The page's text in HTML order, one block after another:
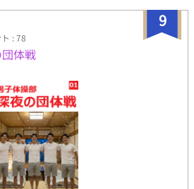
よろしくもて遊んでいたようだ。 も
そんな真似はできず、平穏な生活を楽
うのが気が重くてしかたがない。 し
捨てた男・アルフレッドそのものだっ
吐き気しかしないディルは逃げ、助
前の世界でも最後までディルを見捨て
だった。 ディルは次第に、騎士の青
り、二人の間で気持ちが揺れること
ディルレクシアとして生きることにな
のぼのほっこり家庭を築く」こと。
な明日はどっちだ？ ---------------------
す。 ※オメガバースですが、「運命の
ガもいません。 ※わたしの作品にして
9
: 78
体戦